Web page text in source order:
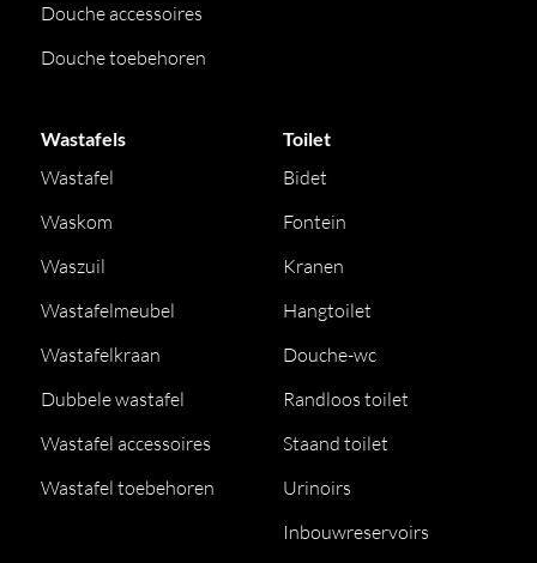
Douche accessoires
Douche toebehoren
Wastafels
Wastafel
Waskom
Waszuil
Wastafelmeubel
Wastafelkraan
Dubbele wastafel
Wastafel accessoires
Wastafel toebehoren
Toilet
Bidet
Fontein
Kranen
Hangtoilet
Douche-wc
Randloos toilet
Staand toilet
Urinoirs
Inbouwreservoirs